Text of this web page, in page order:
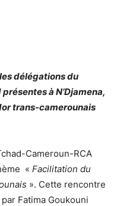
délégations du
présentes à N’Djamena,
trans-camerounais
Cameroun-RCA
« Facilitation du
». Cette rencontre
Fatima Goukouni